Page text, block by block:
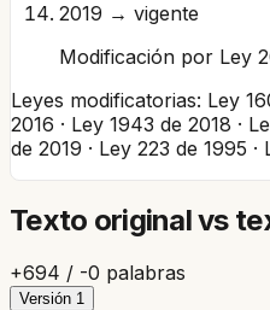
2019 → vigente
Modificación por Ley
Leyes modificatorias: Ley
2016 · Ley 1943 de 2018 ·
de 2019 · Ley 223 de 1995
Texto original vs
+694 / -0 palabras
Versión 1